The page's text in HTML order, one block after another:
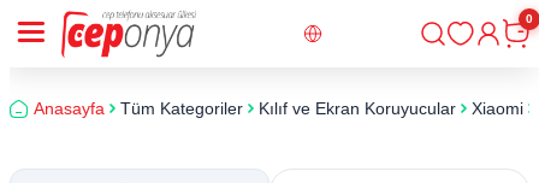
Giriş
0
Anasayfa Tüm Kategoriler Kılıf ve Ekran Koruyucular Xiaomi